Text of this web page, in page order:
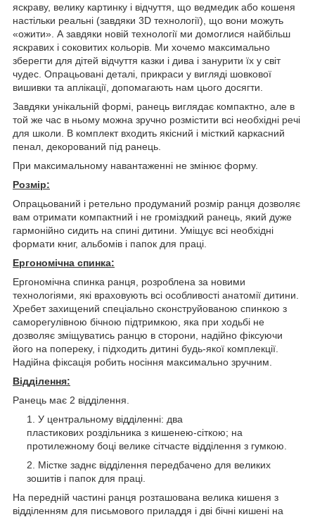
яскраву, велику картинку і відчуття, що ведмедик або кошеня
настільки реальні (завдяки 3D технології), що вони можуть
«ожити». А завдяки новій технології ми домоглися найбільш
яскравих і соковитих кольорів. Ми хочемо максимально
зберегти для дітей відчуття казки і дива і занурити їх у світ
чудес. Опрацьовані деталі, прикраси у вигляді шовкової
вишивки та аплікації, допомагають нам цього досягти.
Завдяки унікальній формі, ранець виглядає компактно, але в
той же час в ньому можна зручно розмістити всі необхідні речі
для школи. В комплект входить якісний і місткий каркасний
пенал, декорований під ранець.
При максимальному навантаженні не змінює форму.
Розмір:
Опрацьований і ретельно продуманий розмір ранця дозволяє
вам отримати компактний і не громіздкий ранець, який дуже
гармонійно сидить на спині дитини. Уміщує всі необхідні
формати книг, альбомів і папок для праці.
Ергономічна спинка:
Ергономічна спинка ранця, розроблена за новими
технологіями, які враховують всі особливості анатомії дитини.
Хребет захищений спеціально сконструйованою спинкою з
саморегулівною бічною підтримкою, яка при ходьбі не
дозволяє зміщуватись ранцю в сторони, надійно фіксуючи
його на попереку, і підходить дитині будь-якої комплекції.
Надійна фіксація робить носіння максимально зручним.
Відділення:
Ранець має 2 відділення.
У центральному відділенні: два
пластикових роздільника з кишенею-сіткою; на
протилежному боці велике сітчасте відділення з гумкою.
Містке заднє відділення передбачено для великих
зошитів і папок для праці.
На передній частині ранця розташована велика кишеня з
відділенням для письмового приладдя і дві бічні кишені на